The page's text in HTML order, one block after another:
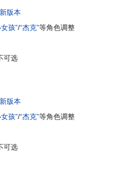
版本
孩”/“杰克”等角色调整
可选
版本
孩”/“杰克”等角色调整
可选